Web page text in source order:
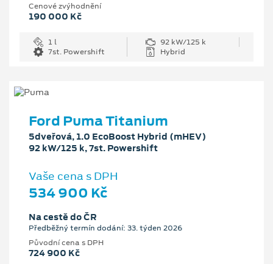
Cenové zvýhodnění
190 000 Kč
1 l
92 kW/125 k
7st. Powershift
Hybrid
Ford Puma Titanium
5dveřová, 1.0 EcoBoost Hybrid (mHEV)
92 kW/125 k, 7st. Powershift
Vaše cena s DPH
534 900 Kč
Na cestě do ČR
Předběžný termín dodání: 33. týden 2026
Původní cena s DPH
724 900 Kč